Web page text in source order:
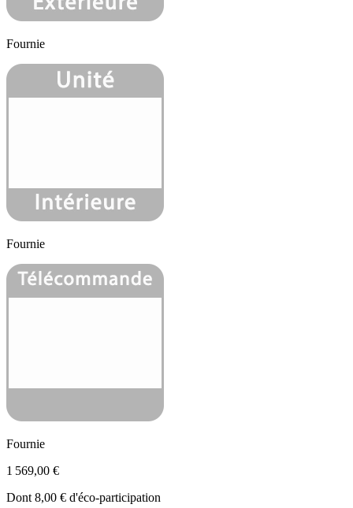
Fournie
Fournie
Fournie
1 569,00 €
Dont 8,00 € d'éco-participation